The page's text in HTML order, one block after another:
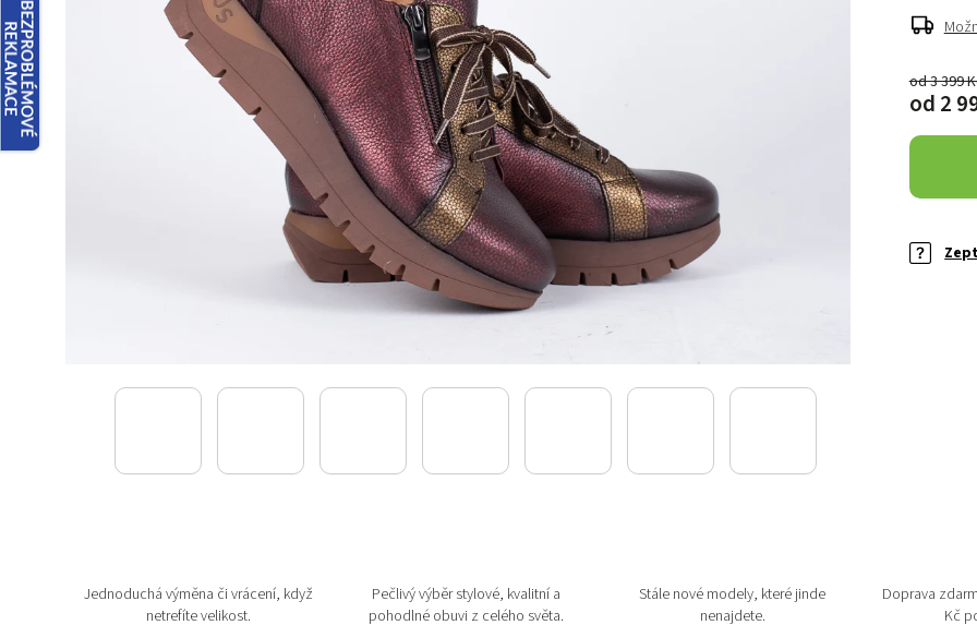
od 3 399
od 2
Jednoduchá výměna či vrácení, když
netrefíte velikost.
Pečlivý výběr stylové, kvalitní a
pohodlné obuvi z celého světa.
Stále nové modely, které jinde
nenajdete.
Doprava
Kč